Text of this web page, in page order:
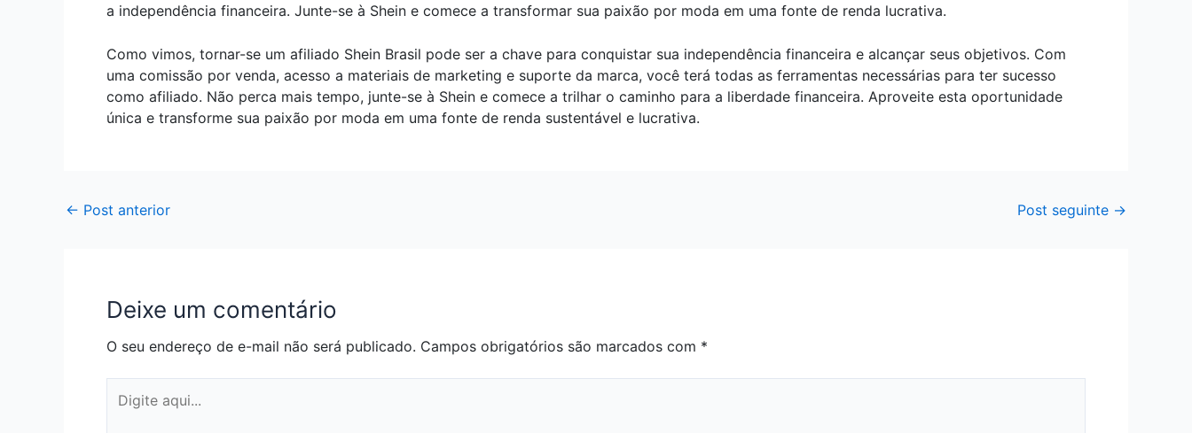
a independência financeira. Junte-se à Shein e comece a transformar sua paixão por moda em uma fonte de renda lucrativa.
Como vimos, tornar-se um afiliado Shein Brasil pode ser a chave para conquistar sua independência financeira e alcançar seus objetivos. Com
uma comissão por venda, acesso a materiais de marketing e suporte da marca, você terá todas as ferramentas necessárias para ter sucesso
como afiliado. Não perca mais tempo, junte-se à Shein e comece a trilhar o caminho para a liberdade financeira. Aproveite esta oportunidade
única e transforme sua paixão por moda em uma fonte de renda sustentável e lucrativa.
← Post anterior Post seguinte →
Deixe um comentário
O seu endereço de e-mail não será publicado. Campos obrigatórios são marcados com *
aqui...